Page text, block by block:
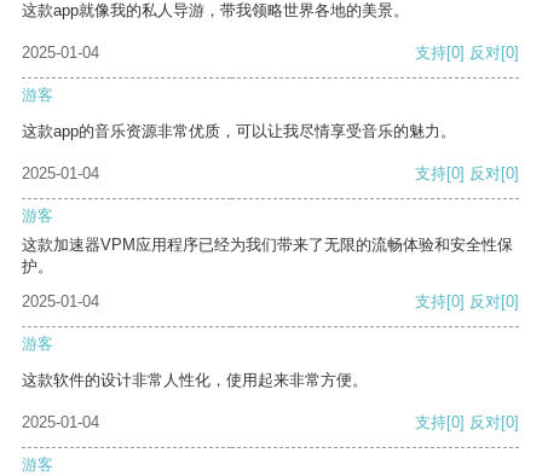
这款app就像我的私人导游，带我领略世界各地的美景。
2025-01-04 支持[0] 反对[0]
游客
这款app的音乐资源非常优质，可以让我尽情享受音乐的魅力。
2025-01-04 支持[0] 反对[0]
游客
这款加速器VPM应用程序已经为我们带来了无限的流畅体验和安全性保
护。
2025-01-04
支持[0] 反对[0]
游客
这款软件的设计非常人性化，使用起来非常方便。
2025-01-04 支持[0] 反对[0]
游客